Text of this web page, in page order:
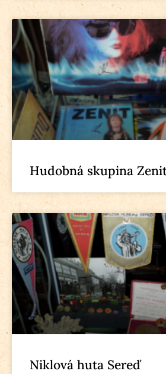
Hudobná skupina
Niklová huta Sereď